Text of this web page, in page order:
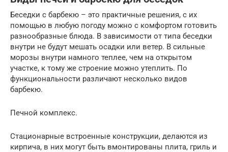
Беседки с барбекю – это практичные решения, с их
помощью в любую погоду можно с комфортом готовить
разнообразные блюда. В зависимости от типа беседки
внутри не будут мешать осадки или ветер. В сильные
морозы внутри намного теплее, чем на открытом
участке, к тому же строение можно утеплить. По
функциональности различают несколько видов
барбекю.
Печной комплекс.
Стационарные встроенные конструкции, делаются из
кирпича, в них могут быть вмонтированы плита, гриль и